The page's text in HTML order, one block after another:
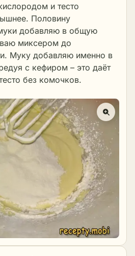
и тесто
Половину
добавляю в общую
миксером до
Муку добавляю именно в
с кефиром – это даёт
без комочков.